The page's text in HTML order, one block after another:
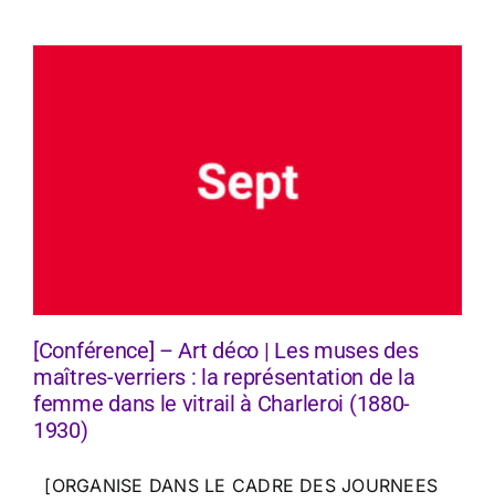
[Conférence] – Art déco | Les muses des
maîtres-verriers : la représentation de la
femme dans le vitrail à Charleroi (1880-
1930)
[ORGANISE DANS LE CADRE DES JOURNEES